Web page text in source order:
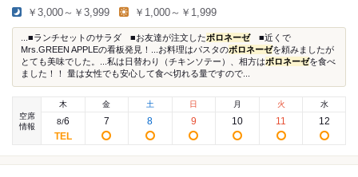
￥3,000～￥3,999 ￥1,000～￥1,999
...■ランチセットのサラダ ■お友達が注文したボロネーゼ■近くで
Mrs.GREEN APPLEの看板発見！...お料理はパスタのボロネーゼを頼みましたが
とても美味でした。...私は日替わり（チキンソテー）、相方はボロネーゼを食べ
ました！！ 量は女性でも安心して食べ切れる量ですので...
空席
情報
木
8/6
金
7
土
8
日
9
月
10
火
11
水
12